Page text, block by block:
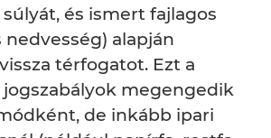
és ismert fajlagos
nedvesség) alapján
térfogatot. Ezt a
megengedik
de inkább ipari